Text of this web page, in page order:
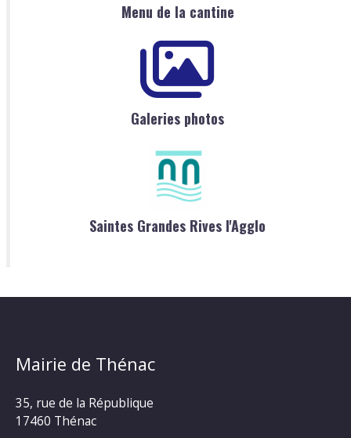
Menu de la cantine
Galeries photos
Saintes Grandes Rives l'Agglo
Mairie de Thénac
35, rue de la République
17460 Thénac